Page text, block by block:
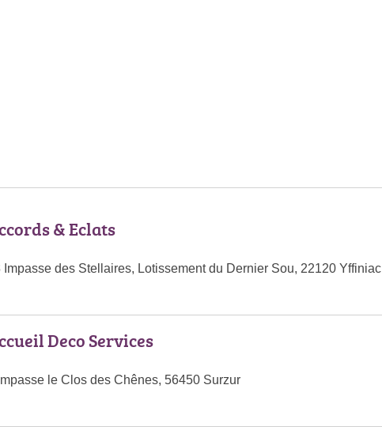
& Eclats
Impasse des Stellaires, Lotissement du Dernier Sou, 22120 Yffiniac
Deco Services
le Clos des Chênes, 56450 Surzur